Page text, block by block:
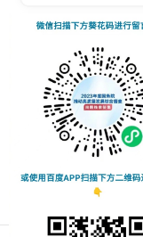
国务院文件
市政府文件